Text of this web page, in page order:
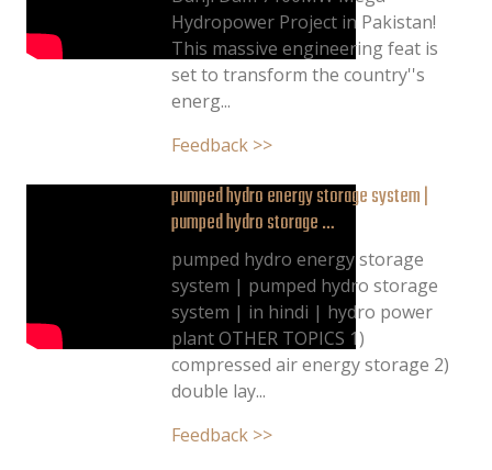
Hydropower Project in Pakistan!
This massive engineering feat is
set to transform the country''s
energ...
Feedback >>
pumped hydro energy storage system |
pumped hydro storage …
pumped hydro energy storage
system | pumped hydro storage
system | in hindi | hydro power
plant OTHER TOPICS 1)
compressed air energy storage 2)
double lay...
Feedback >>